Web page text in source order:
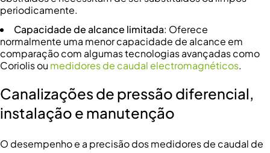
periodicamente.
Capacidade de alcance limitada: Oferece
normalmente uma menor capacidade de alcance em
comparação com algumas tecnologias avançadas como
Coriolis ou medidores de caudal electromagnéticos.
Canalizações de pressão diferencial,
instalação e manutenção
O desempenho e a precisão dos medidores de caudal de